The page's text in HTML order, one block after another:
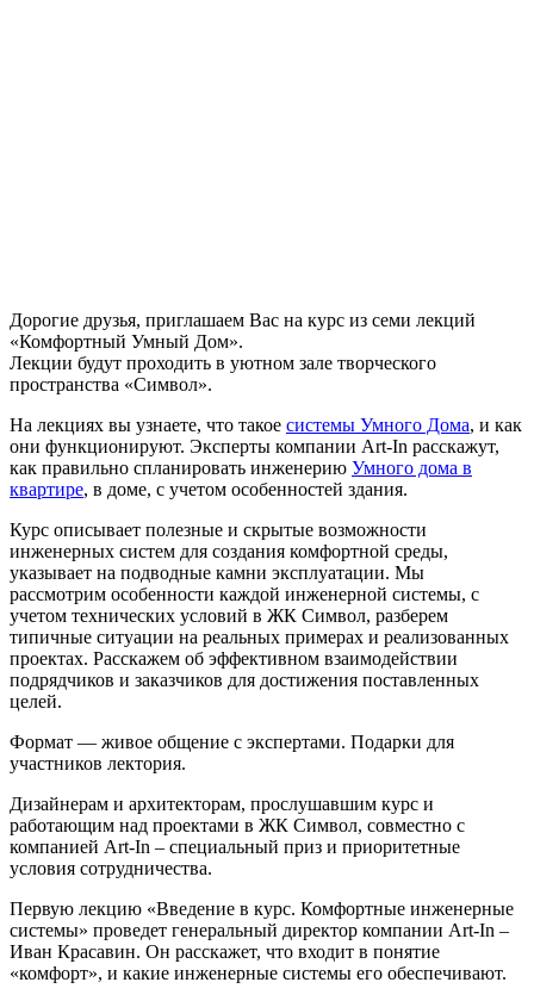
Дорогие друзья, приглашаем Вас на курс из семи лекций
«Комфортный Умный Дом».
Лекции будут проходить в уютном зале творческого
пространства «Символ».
На лекциях вы узнаете, что такое системы Умного Дома, и как
они функционируют. Эксперты компании Art-In расскажут,
как правильно спланировать инженерию Умного дома в
квартире, в доме, с учетом особенностей здания.
Курс описывает полезные и скрытые возможности
инженерных систем для создания комфортной среды,
указывает на подводные камни эксплуатации. Мы
рассмотрим особенности каждой инженерной системы, с
учетом технических условий в ЖК Символ, разберем
типичные ситуации на реальных примерах и реализованных
проектах. Расскажем об эффективном взаимодействии
подрядчиков и заказчиков для достижения поставленных
целей.
Формат — живое общение с экспертами. Подарки для
участников лектория.
Дизайнерам и архитекторам, прослушавшим курс и
работающим над проектами в ЖК Символ, совместно с
компанией Art-In – специальный приз и приоритетные
условия сотрудничества.
Первую лекцию «Введение в курс. Комфортные инженерные
системы» проведет генеральный директор компании Art-In –
Иван Красавин. Он расскажет, что входит в понятие
«комфорт», и какие инженерные системы его обеспечивают.